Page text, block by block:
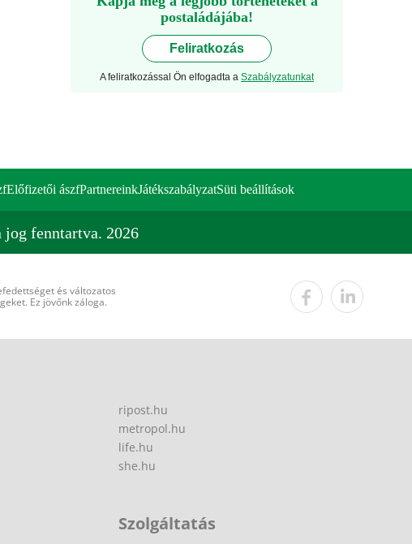
postaládájába!
Feliratkozás
A feliratkozással Ön elfogadta a Szabályzatunkat
Előfizetői ászfPartnereinkJátékszabályzatSüti beállítások
fenntartva. 2026
és változatos
Ez jövőnk záloga.
ripost.hu
metropol.hu
life.hu
she.hu
Szolgáltatás